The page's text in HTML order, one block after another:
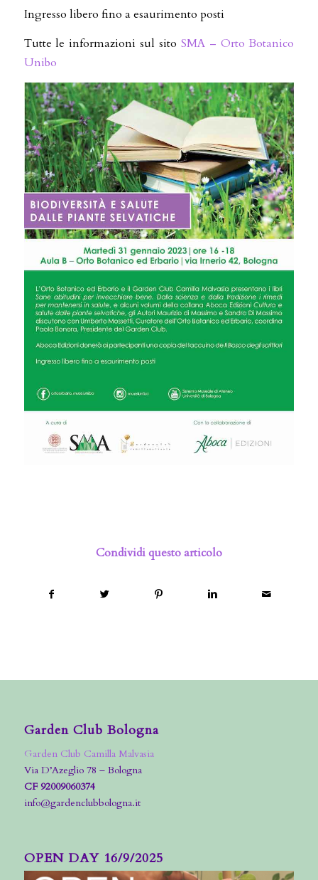
Ingresso libero fino a esaurimento posti
Tutte le informazioni sul sito SMA – Orto Botanico
Unibo
Condividi questo articolo
Garden Club Bologna
Garden Club Camilla Malvasia
Via D’Azeglio 78 – Bologna
CF 92009060374
info@gardenclubbologna.it
OPEN DAY 16/9/2025